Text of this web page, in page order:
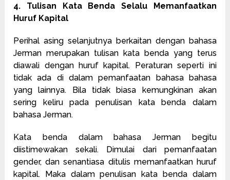
4. Tulisan Kata Benda Selalu Memanfaatkan
Huruf Kapital
Perihal asing selanjutnya berkaitan dengan bahasa
Jerman merupakan tulisan kata benda yang terus
diawali dengan huruf kapital. Peraturan seperti ini
tidak ada di dalam pemanfaatan bahasa bahasa
yang lainnya. Bila tidak biasa kemungkinan akan
sering keliru pada penulisan kata benda dalam
bahasa Jerman.
Kata benda dalam bahasa Jerman begitu
diistimewakan sekali. Dimulai dari pemanfaatan
gender, dan senantiasa ditulis memanfaatkan huruf
kapital. Maka dalam penulisan kata benda dalam